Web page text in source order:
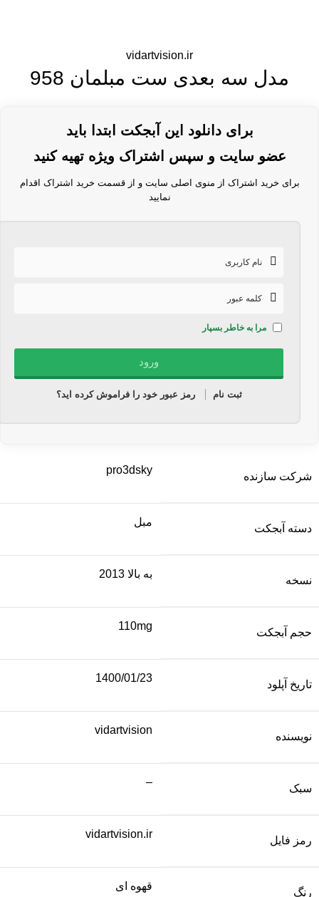
vidartvision.ir
مدل سه بعدی ست مبلمان 958
برای دانلود این آبجکت ابتدا باید
عضو سایت و سپس اشتراک ویژه تهیه کنید
برای خرید اشتراک از منوی اصلی سایت و از قسمت خرید اشتراک اقدام
نمایید
مرا به خاطر بسپار
ثبت نام رمز عبور خود را فراموش کرده اید؟
شرکت سازنده
pro3dsky
دسته آبجکت
مبل
نسخه
به بالا 2013
حجم آبجکت
110mg
تاریخ آپلود
1400/01/23
نویسنده
vidartvision
سبک
–
رمز فایل
vidartvision.ir
رنگ
قهوه ای